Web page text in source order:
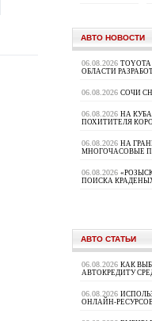
АВТО НОВОСТИ
06.08.2026
ОБЛАСТИ
06.08.2026 СОЧИ
06.08.2026 НА
ПОХИТИТЕЛЯ
06.08.2026 НА
МНОГОЧАСОВЫЕ
06.08.2026
ПОИСКА
АВТО СТАТЬИ
06.08.2026 КАК
АВТОКРЕДИТУ
06.08.2026
ОНЛАЙН-